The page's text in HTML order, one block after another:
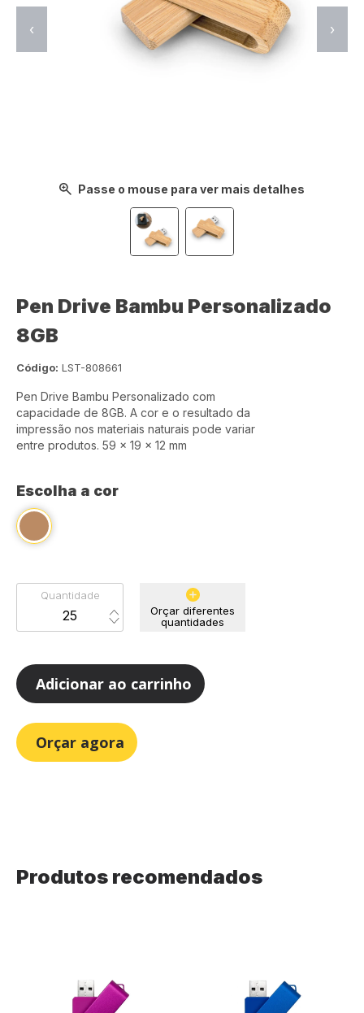
Passe o mouse para ver mais detalhes
‹ ›
Pen Drive Bambu Personalizado
8GB
Código: LST-808661
Pen Drive Bambu Personalizado com
capacidade de 8GB. A cor e o resultado da
impressão nos materiais naturais pode variar
entre produtos. 59 x 19 x 12 mm
Escolha a cor
Quantidade
Orçar diferentes
quantidades
Adicionar ao carrinho
Orçar agora
Produtos recomendados